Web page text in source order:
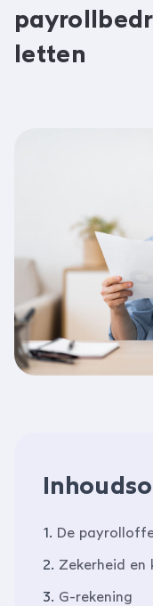
letten
1. De
2. Zekerheid
3. G-rekening